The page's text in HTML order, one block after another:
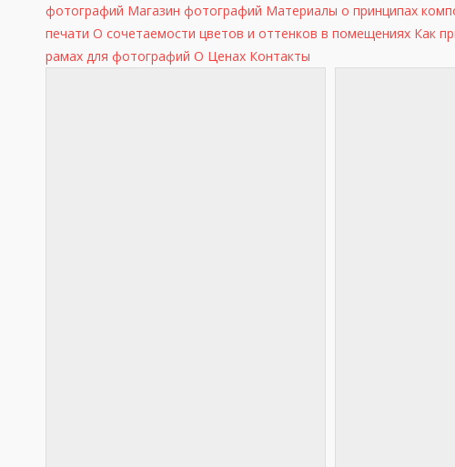
фотографий Магазин фотографий Материалы о принципах
печати О сочетаемости цветов и оттенков в помещениях Как
рамах для фотографий О Ценах Контакты